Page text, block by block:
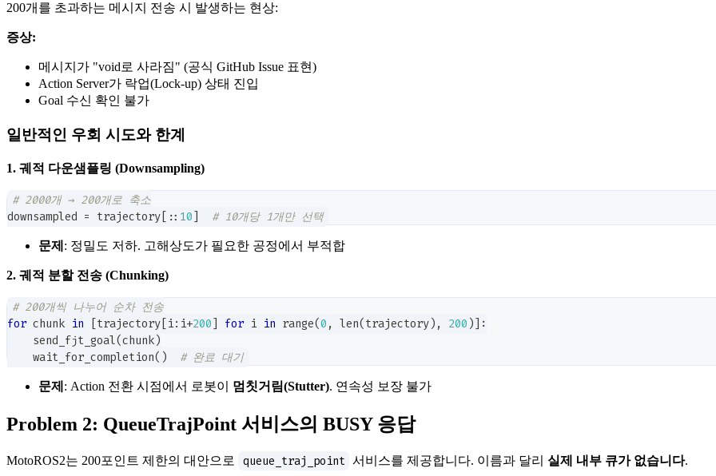
200개를 초과하는 메시지 전송 시 발생하는 현상:
증상:
메시지가 "void로 사라짐" (공식 GitHub Issue 표현)
Action Server가 락업(Lock-up) 상태 진입
Goal 수신 확인 불가
일반적인 우회 시도와 한계
1. 궤적 다운샘플링 (Downsampling)
# 2000개 → 200개로 축소
downsampled = trajectory [ :: 10] # 10개당 1개만 선택
문제 : 정밀도 저하. 고해상도가 필요한 공정에서 부적합
2. 궤적 분할 전송 (Chunking)
# 200개씩 나누어 순차 전송
for chunk in [trajectory [i: i+200] for i in range(0 , len(trajectory) , 200 )] :
    send_fjt_goal
(chunk)
    wait_for_completion
( ) # 완료 대기
문제 : Action 전환 시점에서 로봇이 멈칫거림(Stutter). 연속성 보장 불가
Problem 2: QueueTrajPoint 서비스의 BUSY 응답
MotoROS2는 200포인트 제한의 대안으로 queue_traj_point 서비스를 제공합니다. 이름과 달리 실제 내부 큐가 없습니다.